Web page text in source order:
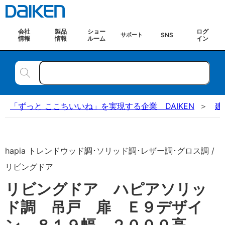
会社
情報
製品
情報
ショー
ルーム
サポート SNS
ログ
イン
「ずっと ここちいいね」を実現する企業 DAIKEN 建
hapia トレンドウッド調･ソリッド調･レザー調･グロス調 /
リビングドア
リビングドア ハピアソリッ
ド調 吊戸 扉 Ｅ９デザイ